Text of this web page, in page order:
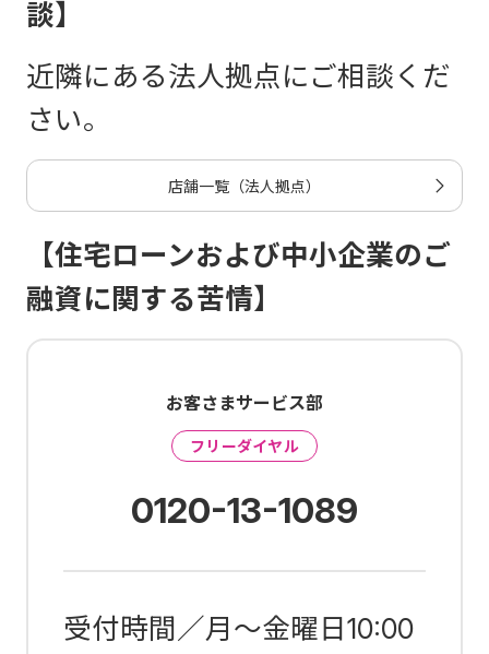
談】
近隣にある法人拠点にご相談くだ
さい。
店舗一覧（法人拠点）
【住宅ローンおよび中小企業のご
融資に関する苦情】
お客さまサービス部
フリーダイヤル
0120-13-1089
受付時間／月～金曜日10:00